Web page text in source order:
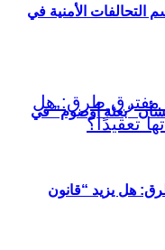
“بعثة أوصوم” في
التحالفات الأمنية في
هل يزيد “قانون